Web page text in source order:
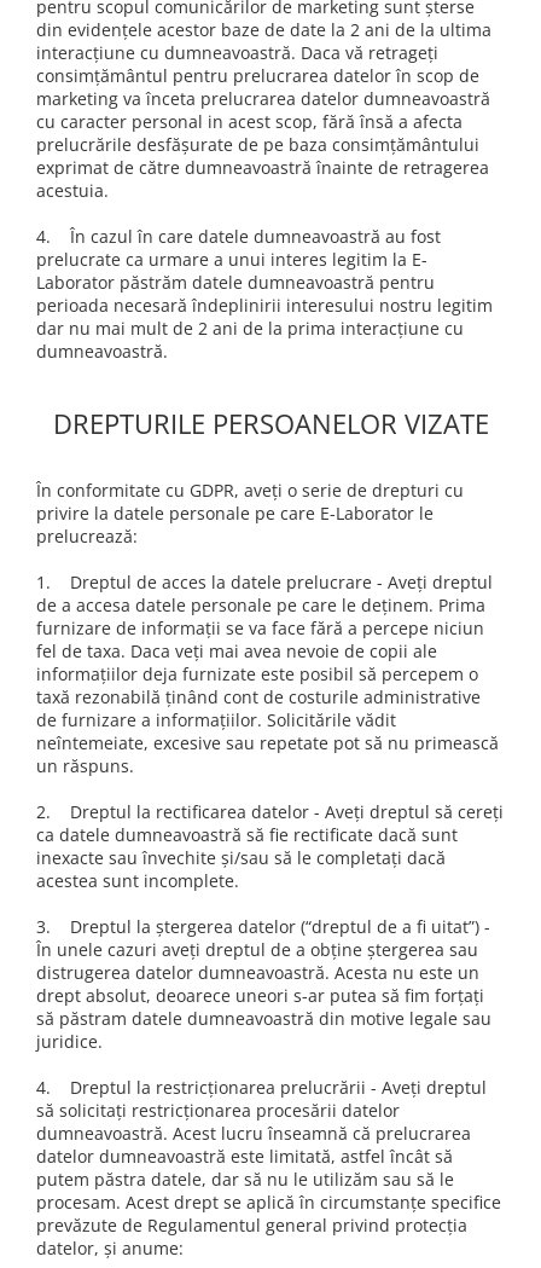
pentru scopul comunicărilor de marketing sunt șterse
din evidențele acestor baze de date la 2 ani de la ultima
interacțiune cu dumneavoastră. Daca vă retrageți
consimțământul pentru prelucrarea datelor în scop de
marketing va înceta prelucrarea datelor dumneavoastră
cu caracter personal in acest scop, fără însă a afecta
prelucrările desfășurate de pe baza consimțământului
exprimat de către dumneavoastră înainte de retragerea
acestuia.
4. În cazul în care datele dumneavoastră au fost
prelucrate ca urmare a unui interes legitim la E-
Laborator păstrăm datele dumneavoastră pentru
perioada necesară îndeplinirii interesului nostru legitim
dar nu mai mult de 2 ani de la prima interacțiune cu
dumneavoastră.
DREPTURILE PERSOANELOR VIZATE
În conformitate cu GDPR, aveți o serie de drepturi cu
privire la datele personale pe care E-Laborator le
prelucrează:
1. Dreptul de acces la datele prelucrare - Aveți dreptul
de a accesa datele personale pe care le deținem. Prima
furnizare de informații se va face fără a percepe niciun
fel de taxa. Daca veți mai avea nevoie de copii ale
informațiilor deja furnizate este posibil să percepem o
taxă rezonabilă ținând cont de costurile administrative
de furnizare a informațiilor. Solicitările vădit
neîntemeiate, excesive sau repetate pot să nu primească
un răspuns.
2. Dreptul la rectificarea datelor - Aveți dreptul să cereți
ca datele dumneavoastră să fie rectificate dacă sunt
inexacte sau învechite și/sau să le completați dacă
acestea sunt incomplete.
3. Dreptul la ștergerea datelor (“dreptul de a fi uitat”) -
În unele cazuri aveți dreptul de a obține ștergerea sau
distrugerea datelor dumneavoastră. Acesta nu este un
drept absolut, deoarece uneori s-ar putea să fim forțați
să păstram datele dumneavoastră din motive legale sau
juridice.
4. Dreptul la restricționarea prelucrării - Aveți dreptul
să solicitați restricționarea procesării datelor
dumneavoastră. Acest lucru înseamnă că prelucrarea
datelor dumneavoastră este limitată, astfel încât să
putem păstra datele, dar să nu le utilizăm sau să le
procesam. Acest drept se aplică în circumstanțe specifice
prevăzute de Regulamentul general privind protecția
datelor, și anume: